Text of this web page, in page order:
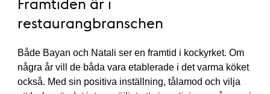
restaurangbranschen
Både Bayan och Natali ser en framtid i kockyrket. Om
några år vill de båda vara etablerade i det varma köket
också. Med sin positiva inställning, tålamod och vilja